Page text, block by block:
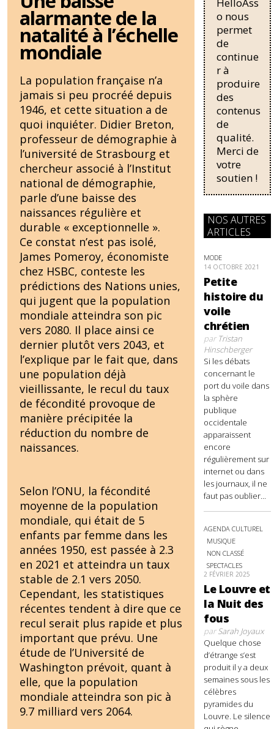
b
o
o
k
sk
y
alarmante de la
natalité à l’échelle
mondiale
La population française n’a
jamais si peu procréé depuis
1946, et cette situation a de
quoi inquiéter. Didier Breton,
professeur de démographie à
l’université de Strasbourg et
chercheur associé à l’Institut
national de démographie,
parle d’une baisse des
naissances régulière et
durable « exceptionnelle ».
Ce constat n’est pas isolé,
James Pomeroy, économiste
chez HSBC, conteste les
prédictions des Nations unies,
qui jugent que la population
mondiale atteindra son pic
vers 2080. Il place ainsi ce
dernier plutôt vers 2043, et
l’explique par le fait que, dans
une population déjà
vieillissante, le recul du taux
de fécondité provoque de
manière précipitée la
réduction du nombre de
naissances.
Selon l’ONU, la fécondité
moyenne de la population
mondiale, qui était de 5
enfants par femme dans les
années 1950, est passée à 2.3
en 2021 et atteindra un taux
stable de 2.1 vers 2050.
Cependant, les statistiques
récentes tendent à dire que ce
recul serait plus rapide et plus
important que prévu. Une
étude de l’Université de
Washington prévoit, quant à
elle, que la population
mondiale atteindra son pic à
9.7 milliard vers 2064.
nécessaire
pour une
régularisati
on,
passant
de trois...
o nous
permet
de
continue
r à
produire
des
contenus
de
qualité.
Merci de
votre
soutien !
NOS AUTRES
ARTICLES
MODE
14 OCTOBRE 2021
Petite
histoire du
voile
chrétien
parTristan
Hinschberger
Si les débats
concernant le
port du voile dans
la sphère
publique
occidentale
apparaissent
encore
régulièrement sur
internet ou dans
les journaux, il ne
faut pas oublier...
AGENDA CULTUREL
MUSIQUE
NON CLASSÉ
SPECTACLES
2 FÉVRIER 2025
Le Louvre et
la Nuit des
fous
parSarah Joyaux
Quelque chose
d’étrange s’est
produit il y a deux
semaines sous les
célèbres
pyramides du
Louvre. Le silence